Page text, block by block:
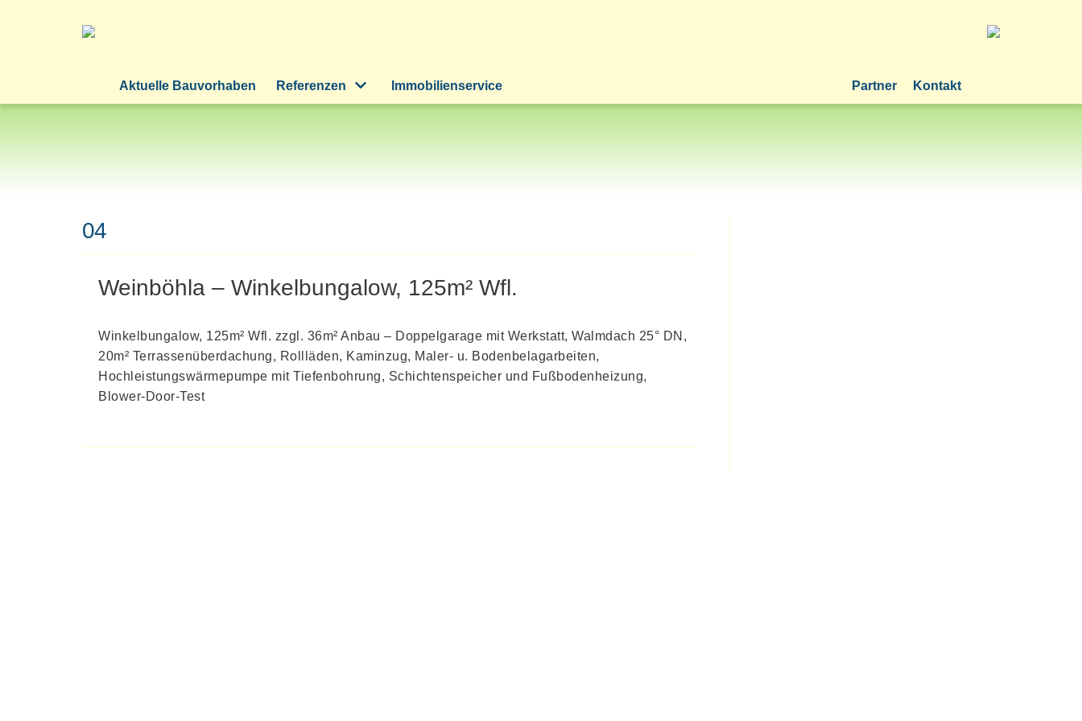
Aktuelle Bauvorhaben
Referenzen Immobilienservice Partner Kontakt
04
Weinböhla – Winkelbungalow, 125m² Wfl.
Winkelbungalow, 125m² Wfl. zzgl. 36m² Anbau – Doppelgarage mit Werkstatt, Walmdach 25° DN,
20m² Terrassenüberdachung, Rollläden, Kaminzug, Maler- u. Bodenbelagarbeiten,
Hochleistungswärmepumpe mit Tiefenbohrung, Schichtenspeicher und Fußbodenheizung,
Blower-Door-Test